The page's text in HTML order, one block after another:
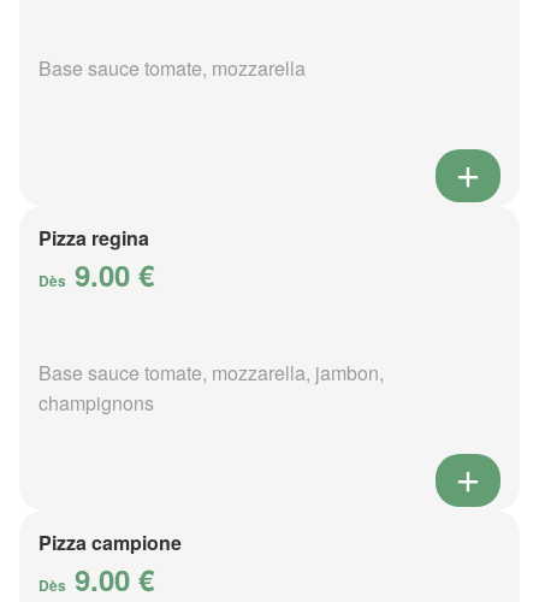
Base sauce tomate, mozzarella
Pizza regina
Dès 9.00 €
Base sauce tomate, mozzarella, jambon,
champignons
Pizza campione
Dès 9.00 €